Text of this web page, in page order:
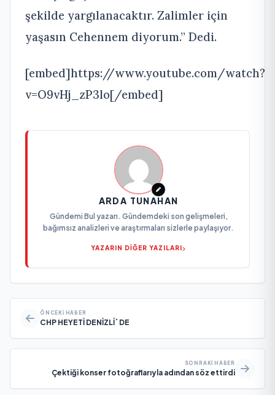
şekilde yargılanacaktır. Zalimler için
yaşasın Cehennem diyorum.” Dedi.
[embed]https://www.youtube.com/watch?
v=O9vHj_zP3lo[/embed]
ARDA TUNAHAN
Gündemi Bul yazarı. Gündemdeki son gelişmeleri,
bağımsız analizleri ve araştırmaları sizlerle paylaşıyor.
YAZARIN DİĞER YAZILARI
ÖNCEKI HABER
CHP HEYETİ DENİZLİ` DE
SONRAKI HABER
Çektiği konser fotoğraflarıyla adından söz ettirdi